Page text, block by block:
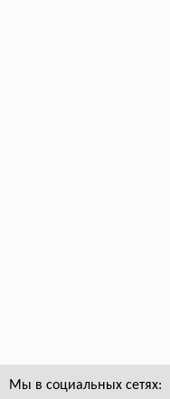
Мы в социальных сетях: